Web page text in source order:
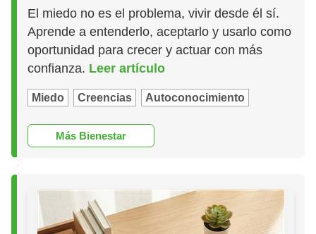
El miedo no es el problema, vivir desde él sí.
Aprende a entenderlo, aceptarlo y usarlo como
oportunidad para crecer y actuar con más
confianza. Leer artículo
Miedo Creencias Autoconocimiento
Más Bienestar